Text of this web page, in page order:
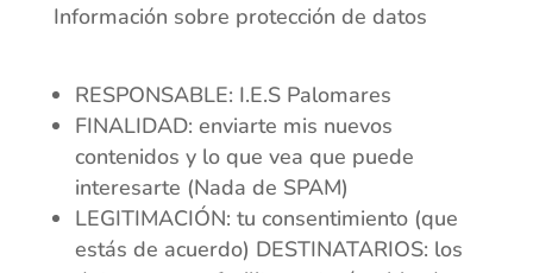
Información sobre protección de datos
RESPONSABLE: I.E.S Palomares
FINALIDAD: enviarte mis nuevos
contenidos y lo que vea que puede
interesarte (Nada de SPAM)
LEGITIMACIÓN: tu consentimiento (que
estás de acuerdo) DESTINATARIOS: los